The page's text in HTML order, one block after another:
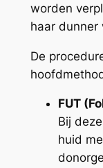
worden
haar
De
FUT
Bij
huid